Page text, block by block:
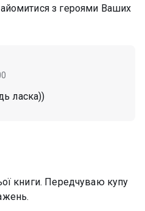
з героями Ваших
ласка))
книги. Передчуваю купу